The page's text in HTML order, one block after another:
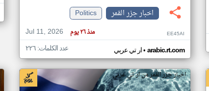
اخبار جزر القمر
Politics
Jul 11, 2026
منذ ٢٦ يوم EE45AI
ار تي عربي• arabic.rt.com عدد الكلمات: ٢٢٦
اخبار جزر القمر من ار تي عربي